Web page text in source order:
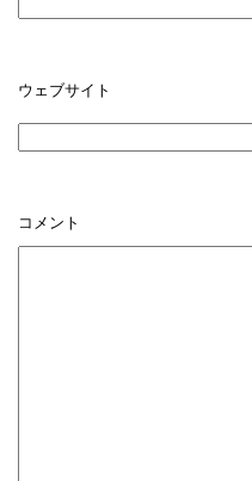
ウェブサイト
コメント